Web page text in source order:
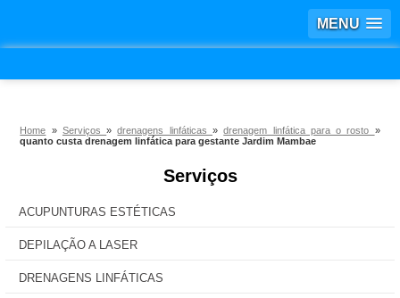
MENU
Home » Serviços»drenagens linfáticas »drenagem linfática para o rosto »
quanto custa drenagem linfática para gestante Jardim Mambae
Serviços
ACUPUNTURAS ESTÉTICAS
DEPILAÇÃO A LASER
DRENAGENS LINFÁTICAS